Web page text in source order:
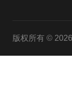
版权所有 ©